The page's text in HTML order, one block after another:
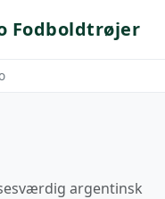
Fodboldtrøjer
argentinsk